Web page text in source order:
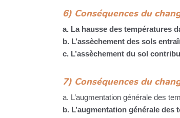
6) Conséquences du
a. La hausse des températures
b. L’assèchement des sols
c. L’assèchement du sol
7) Conséquences du
a. L’augmentation générale des
b. L’augmentation générale